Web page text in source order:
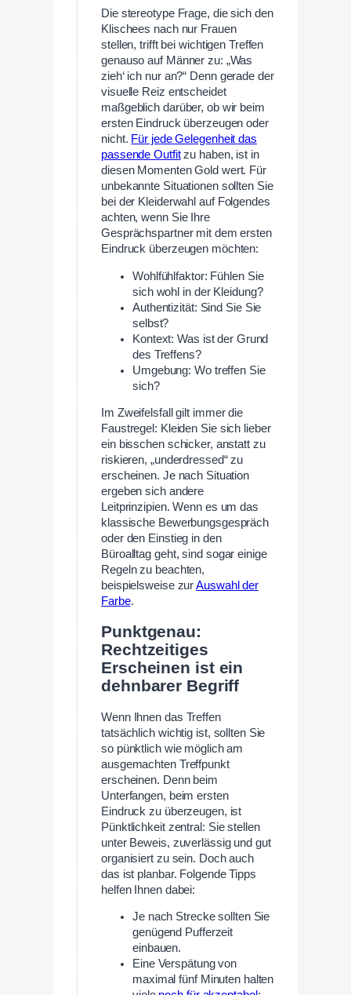
Die stereotype Frage, die sich den
Klischees nach nur Frauen
stellen, trifft bei wichtigen Treffen
genauso auf Männer zu: „Was
zieh‘ ich nur an?“ Denn gerade der
visuelle Reiz entscheidet
maßgeblich darüber, ob wir beim
ersten Eindruck überzeugen oder
nicht. Für jede Gelegenheit das
passende Outfitzu haben, ist in
diesen Momenten Gold wert. Für
unbekannte Situationen sollten Sie
bei der Kleiderwahl auf Folgendes
achten, wenn Sie Ihre
Gesprächspartner mit dem ersten
Eindruck überzeugen möchten:
Wohlfühlfaktor: Fühlen Sie
sich wohl in der Kleidung?
Authentizität: Sind Sie Sie
selbst?
Kontext: Was ist der Grund
des Treffens?
Umgebung: Wo treffen Sie
sich?
Im Zweifelsfall gilt immer die
Faustregel: Kleiden Sie sich lieber
ein bisschen schicker, anstatt zu
riskieren, „underdressed“ zu
erscheinen. Je nach Situation
ergeben sich andere
Leitprinzipien. Wenn es um das
klassische Bewerbungsgespräch
oder den Einstieg in den
Büroalltag geht, sind sogar einige
Regeln zu beachten,
beispielsweise zurAuswahl der
Farbe.
Punktgenau:
Rechtzeitiges
Erscheinen ist ein
dehnbarer Begriff
Wenn Ihnen das Treffen
tatsächlich wichtig ist, sollten Sie
so pünktlich wie möglich am
ausgemachten Treffpunkt
erscheinen. Denn beim
Unterfangen, beim ersten
Eindruck zu überzeugen, ist
Pünktlichkeit zentral: Sie stellen
unter Beweis, zuverlässig und gut
organisiert zu sein. Doch auch
das ist planbar. Folgende Tipps
helfen Ihnen dabei:
Je nach Strecke sollten Sie
genügend Pufferzeit
einbauen.
Eine Verspätung von
maximal fünf Minuten halten